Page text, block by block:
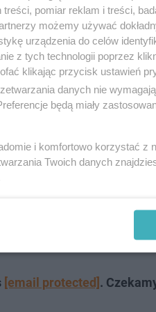
dotychczas w
rakiety Falcon 9,
hurtowni sprzętu
Z kolei w Szamotułach
koło Międzychodu. O
w lesie niedaleko
[email protected] .
pomiar reklam i treści,
możemy używać
urządzenia do celów
z tych technologii poprzez
klikając przycisk ustawień
danych nie
będą miały
i komfortowo korzystać z
Twoich danych